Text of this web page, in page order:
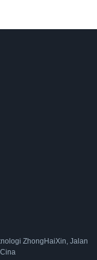
ZhongHaiXin, Jalan